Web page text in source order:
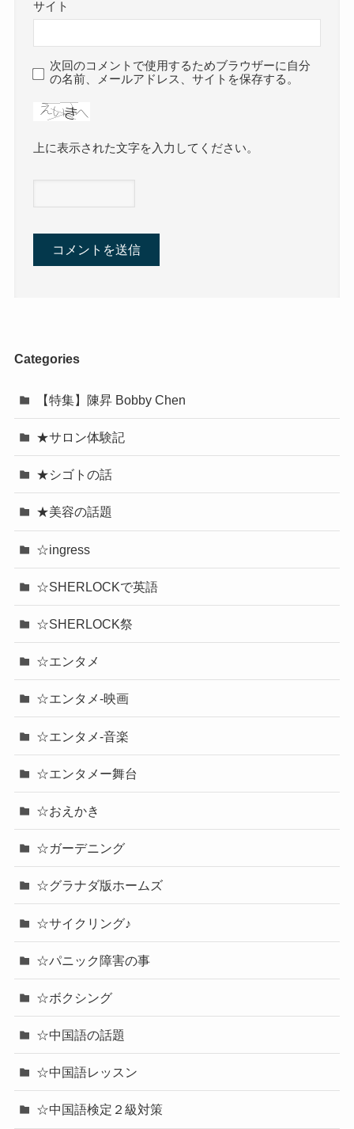
サイト
次回のコメントで使用するためブラウザーに自分
の名前、メールアドレス、サイトを保存する。
上に表示された文字を入力してください。
Categories
【特集】陳昇 Bobby Chen
★サロン体験記
★シゴトの話
★美容の話題
☆ingress
☆SHERLOCKで英語
☆SHERLOCK祭
☆エンタメ
☆エンタメ-映画
☆エンタメ-音楽
☆エンタメー舞台
☆おえかき
☆ガーデニング
☆グラナダ版ホームズ
☆サイクリング♪
☆パニック障害の事
☆ボクシング
☆中国語の話題
☆中国語レッスン
☆中国語検定２級対策